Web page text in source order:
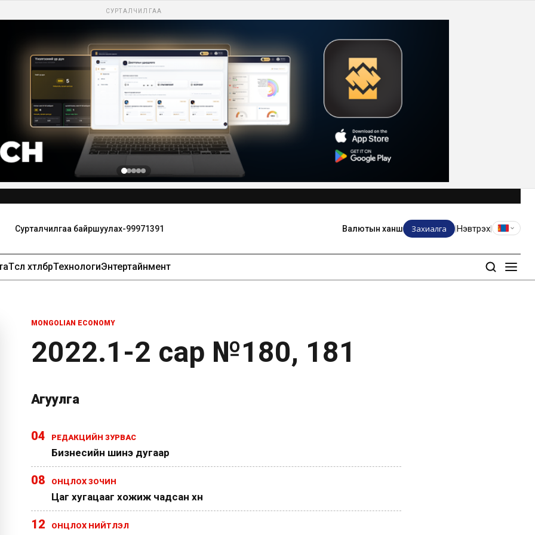
СУРТАЛЧИЛГАА
Валютын ханш Захиалга Нэвтрэх
Төсөл хөтөлбөрТехнологиЭнтертайнмент
MONGOLIAN ECONOMY
2022.1-2 сар №180, 181
Агуулга
04 РЕДАКЦИЙН ЗУРВАС
Бизнесийн шинэ дугаар
08 ОНЦЛОХ ЗОЧИН
Цаг хугацааг хожиж чадсан хүн
12 ОНЦЛОХ НИЙТЛЭЛ